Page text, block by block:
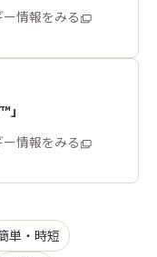
情報をみる
」
情報をみる
単・時短